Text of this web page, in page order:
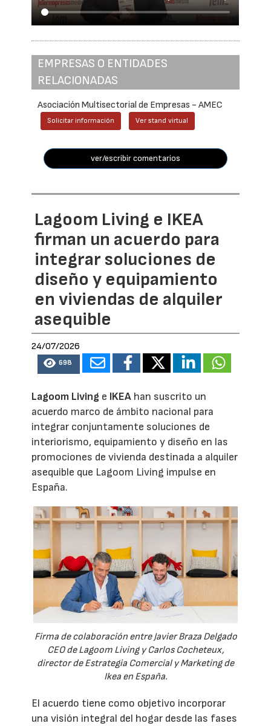
EMPRESAS O ENTIDADES
RELACIONADAS
Asociación Multisectorial de Empresas - AMEC
Solicitar información Ver stand virtual
ver/escribir comentarios
Lagoom Living e IKEA
firman un acuerdo para
integrar soluciones de
diseño y equipamiento
en viviendas de alquiler
asequible
24/07/2026
698
Lagoom Living e IKEA han suscrito un
acuerdo marco de ámbito nacional para
integrar conjuntamente soluciones de
interiorismo, equipamiento y diseño en las
promociones de vivienda destinada a alquiler
asequible que Lagoom Living impulse en
España.
Firma de colaboración entre Javier Braza Delgado
CEO de Lagoom Living y Carlos Cocheteux,
director de Estrategia Comercial y Marketing de
Ikea en España.
El acuerdo tiene como objetivo incorporar
una visión integral del hogar desde las fases